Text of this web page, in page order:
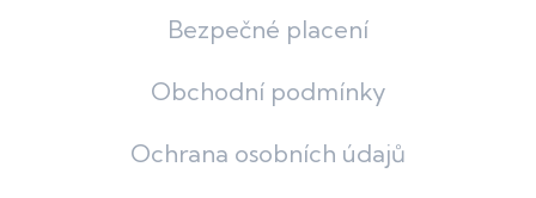
Bezpečné placení
Obchodní podmínky
Ochrana osobních údajů